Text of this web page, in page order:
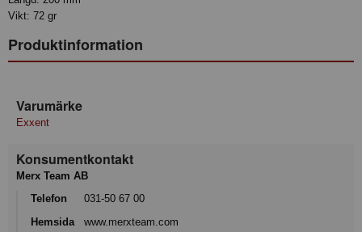
Vikt: 72 gr
Produktinformation
Varumärke
Exxent
Konsumentkontakt
Merx Team AB
Telefon
031-50 67 00
Hemsida
www.merxteam.com